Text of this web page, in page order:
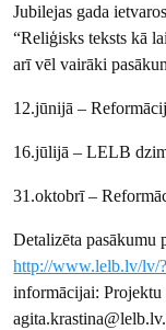
Jubilejas gada
“Reliģisks teksts kā
arī vēl vairāki
12.jūnijā –
16.jūlijā – LELB
31.oktobrī –
Detalizēta pasākumu
http://www.lelb.lv/lv/
informācijai:
agita.krastina@lelb.lv.